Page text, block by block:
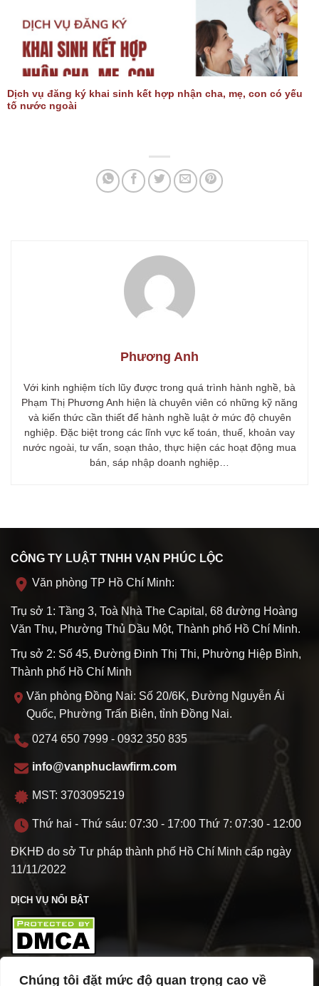
Chúng tôi đặt mức độ quan trọng cao về
Dịch vụ đăng ký khai sinh kết hợp nhận cha, mẹ, con có yếu
tố nước ngoài
Phương Anh
Với kinh nghiệm tích lũy được trong quá trình hành nghề, bà
Phạm Thị Phương Anh hiện là chuyên viên có những kỹ năng
và kiến thức cần thiết để hành nghề luật ở mức độ chuyên
nghiệp. Đặc biệt trong các lĩnh vực kế toán, thuế, khoản vay
nước ngoài, tư vấn, soạn thảo, thực hiện các hoạt động mua
bán, sáp nhập doanh nghiệp…
CÔNG TY LUẬT TNHH VẠN PHÚC LỘC
Văn phòng TP Hồ Chí Minh:
Trụ sở 1: Tầng 3, Toà Nhà The Capital, 68 đường Hoàng
Văn Thụ, Phường Thủ Dầu Một, Thành phố Hồ Chí Minh.
Trụ sở 2: Số 45, Đường Đinh Thị Thi, Phường Hiệp Bình,
Thành phố Hồ Chí Minh
Văn phòng Đồng Nai: Số 20/6K, Đường Nguyễn Ái
Quốc, Phường Trấn Biên, tỉnh Đồng Nai.
0274 650 7999 - 0932 350 835
info@vanphuclawfirm.com
MST: 3703095219
Thứ hai - Thứ sáu: 07:30 - 17:00 Thứ 7: 07:30 - 12:00
ĐKHĐ do sở Tư pháp thành phố Hồ Chí Minh cấp ngày
11/11/2022
DỊCH VỤ NỔI BẬT